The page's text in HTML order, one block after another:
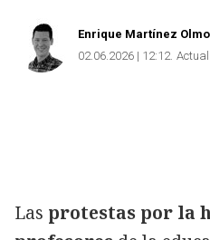
Enrique Martínez
02.06.2026 | 12:12
Las protestas por la